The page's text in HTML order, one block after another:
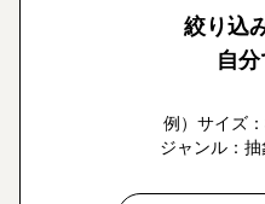
絞り込
自
例）サイズ
ジャンル：